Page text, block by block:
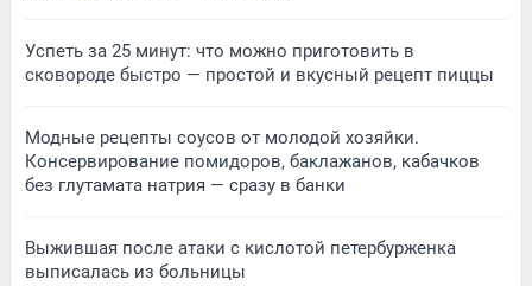
Успеть за 25 минут: что можно приготовить в
сковороде быстро — простой и вкусный рецепт пиццы
Модные рецепты соусов от молодой хозяйки.
Консервирование помидоров, баклажанов, кабачков
без глутамата натрия — сразу в банки
Выжившая после атаки с кислотой петербурженка
выписалась из больницы